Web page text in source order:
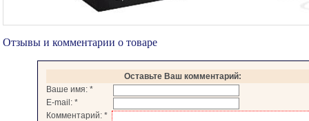
Отзывы и комментарии о товаре
Оставьте Ваш комментарий:
Ваше имя: *
E-mail: *
Комментарий: *